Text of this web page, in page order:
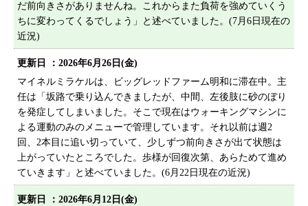
だ前向きさがありませんね。これからまた負荷を強めていくう
ちに変わってくるでしょう」と述べていました。(7月6日現在の
近況)
更新日 ： 2026年6月26日(金)
マイネルミラケルは、ビッグレッドファーム明和に滞在中。主
任は「坂路で乗り込んできましたが、中間、左後肢に砂のぼり
を発症してしまいました。そこで現在はウォーキングマシンに
よる運動のみのメニューで管理しています。それ以前は週2
回、2本目に追い切っていて、少しずつ前向きさが出て状態は
上がっていたところでした。歩様が回復次第、あらためて進め
ていきます」と述べていました。(6月22日現在の近況)
更新日 ： 2026年6月12日(金)